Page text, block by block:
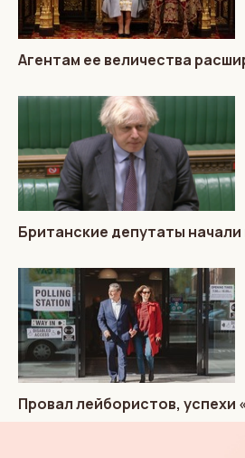
Агентам ее величества
Британские депутаты
Провал лейбористов, успехи